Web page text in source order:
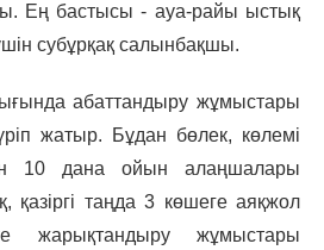
Ең бастысы - ауа-райы ыстық
субұрқақ салынбақшы.
абаттандыру жұмыстары
жатыр. Бұдан бөлек, көлемі
10 дана ойын алаңшалары
қазіргі таңда 3 көшеге аяқжол
жарықтандыру жұмыстары